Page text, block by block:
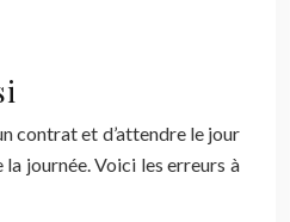
contrat et d’attendre le jour
journée. Voici les erreurs à